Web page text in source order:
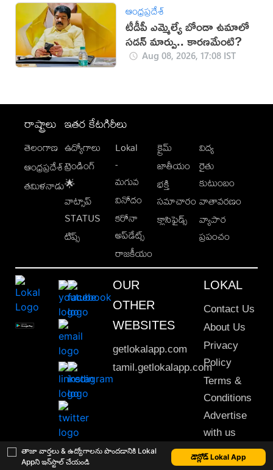
తాజా వార్తలు & ఉద్యోగాలను పొందడానికి Lokal
Appని ఇన్‌స్టాల్ చేయండి
డౌన్లోడ్ Lokal App
ఆంధ్రప్రదేశ్
టీడీపీ ఎమ్మెల్యే బోండా ఉమాలో
సడన్‌ మార్పు.. కారణమేంటి?
Aug 08, 2026, 17:08 IST
రాష్ట్రాలు
తెలంగాణ
ఆంధ్రప్రదేశ్
తమిళనాడు
ఇతర కేటగిరీలు
ఉద్యోగాలు
ట్రెండింగ్
🌟
వాట్సాప్
STATUS
టిప్స్
Lokal
-
మగువ
వినోదం
కరోనా
అప్‌డేట్స్
రాజకీయం
క్రైమ్
జాతీయం
భక్తి
సమాచారం
క్లాసిఫైడ్స్
విద్య
రైతు
కుటుంబం
వాతావరణం
వ్యాపార
ప్రపంచం
OUR
OTHER
WEBSITES
getlokalapp.com
tamil.getlokalapp.com
LOKAL
Contact Us
About Us
Privacy
Policy
Terms &
Conditions
Advertise
with us
Sitemap
This material may not be published, transmitted, rewritten or redistributed. © 2020 Lokal App. All rights reserved.